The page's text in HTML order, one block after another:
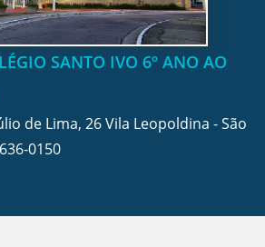
SANTO IVO 6º ANO AO
de Lima, 26 Vila Leopoldina - São
0150